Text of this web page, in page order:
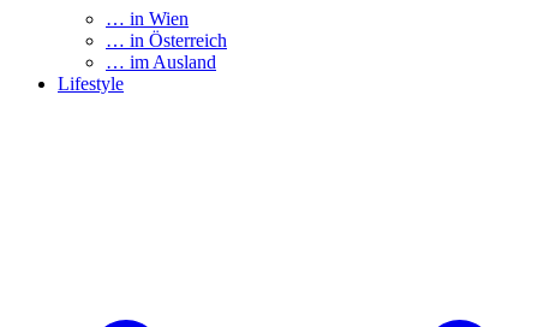
… in Wien
… in Österreich
… im Ausland
Lifestyle